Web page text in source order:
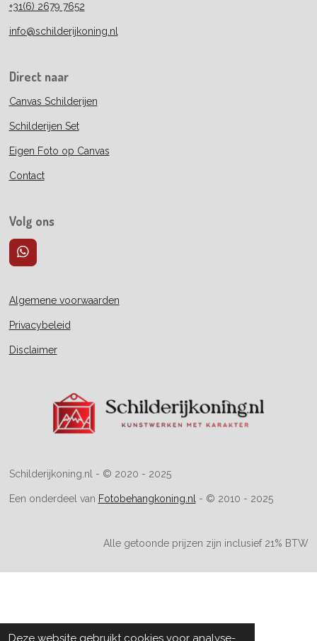
Deze website gebruikt cookies voor analyse-
+31(6) 2679 7652
info@schilderijkoning.nl
Direct naar
Canvas Schilderijen
Schilderijen Set
Eigen Foto op Canvas
Contact
Volg ons
W
h
t
s
A
p
p
Algemene voorwaarden
Privacybeleid
Disclaimer
Schilderijkoning.nl - © 2020 - 2025
Een onderdeel van Fotobehangkoning.nl - © 2010 - 2025
Alle getoonde prijzen zijn inclusief 21% BTW